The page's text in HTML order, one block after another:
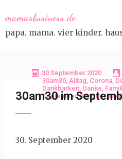
to
content
mamasbusiness.de
papa. mama. vier kinder.
30 September 2020
30am30, Alltag, Corona,
Dankbarkeit, Danke,
September,Sommer,
30am30 im
30. September 2020